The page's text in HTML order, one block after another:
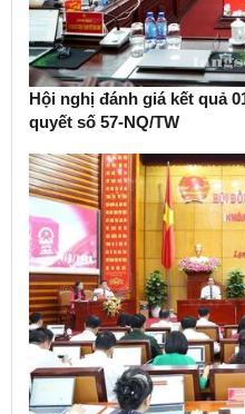
Hội nghị đánh giá kết quả
quyết số 57-NQ/TW